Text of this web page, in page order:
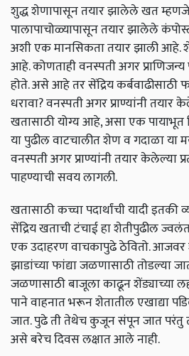
शुद्ध शेणापासून तयार झालेले खत म्हणजे
पालापाचोळ्यापासून तयार झालेले
अशी एक मानसिकता तयार झाली आहे.
आहे. कोणताही वनस्पती अगर
होते. असे आहे तर सेंद्रिय
धरावा? वनस्पती अगर प्राण्यांनी तयार
खतासाठी योग्य आहे, असा एक पायाभूत
या पुढील वाटचालीत शेण व गदाळा या
वनस्पती अगर प्राण्यांनी तयार केलेल्या
पाहण्याची सवय लागली.
खतासाठी कच्चा पदार्थांची यादी
सेंद्रिय खताची टंचाई हा शेतीपुढील
एक उदाहरण वाचकापुढे ठेवितो. आजवर
झाडांच्या फांद्या जळणासाठी तोडल्या
जळणासाठी बाजूला काढून शेंड्याच्या
पाने वाहनात भरून शेतातील एखाद्या
जात. पुढे ती तेथेच कुजून संपून जात
असे बरेच दिवस लक्षात आले नाही.